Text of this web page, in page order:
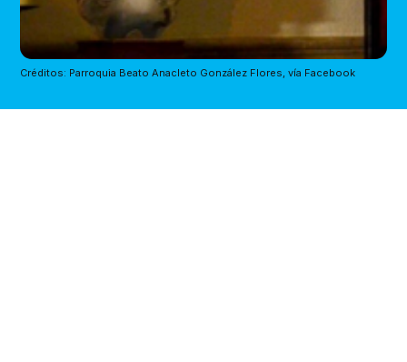
Créditos: Parroquia Beato Anacleto González Flores, vía Facebook